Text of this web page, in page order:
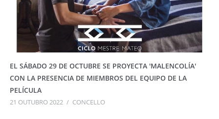
EL SÁBADO 29 DE OCTUBRE SE PROYECTA 'MALENCOLÍA'
CON LA PRESENCIA DE MIEMBROS DEL EQUIPO DE LA
PELÍCULA
21 OUTUBRO 2022 / CONCELLO